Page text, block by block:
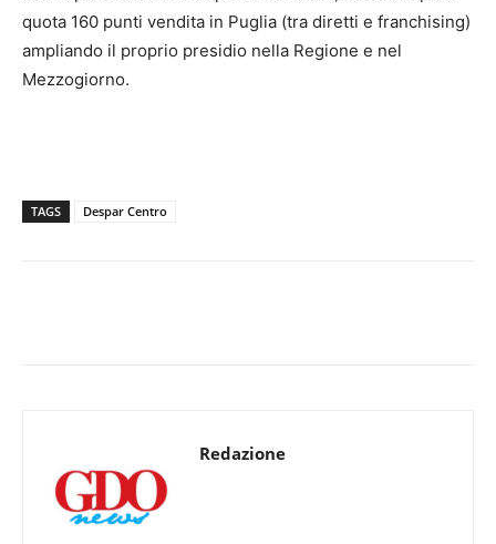
quota 160 punti vendita in Puglia (tra diretti e franchising)
ampliando il proprio presidio nella Regione e nel
Mezzogiorno.
TAGS Despar Centro
Redazione